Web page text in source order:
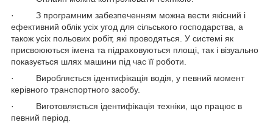
· З програмним забезпеченням можна вести якісний і
ефективний облік усіх угод для сільського господарства, а
також усіх польових робіт, які проводяться. У системі як
присвоюються імена та підраховуються площі, так і візуально
показується шлях машини під час її роботи.
· Виробляється ідентифікація водія, у певний момент
керівного транспортного засобу.
· Виготовляється ідентифікація техніки, що працює в
певний період.